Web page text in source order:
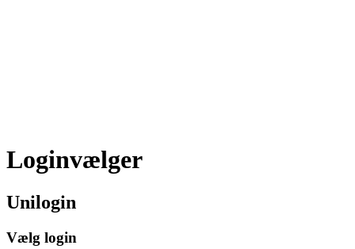
Loginvælger
Unilogin
Vælg login